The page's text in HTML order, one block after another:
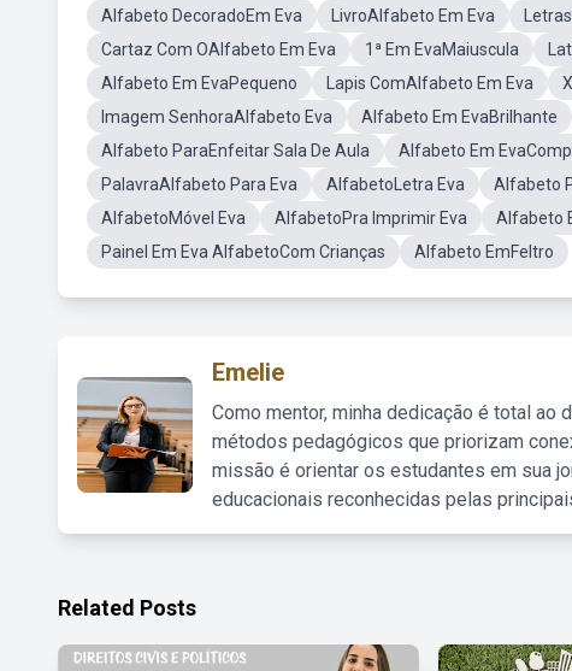
Alfabeto DecoradoEm Eva
LivroAlfabeto Em Eva
Cartaz Com OAlfabeto Em Eva
1ª Em EvaMaiuscula
Alfabeto Em EvaPequeno
Lapis ComAlfabeto Em Eva
Imagem SenhoraAlfabeto Eva
Alfabeto Em EvaBrilhante
Alfabeto ParaEnfeitar Sala De Aula
Alfabeto Em
PalavraAlfabeto Para Eva
AlfabetoLetra Eva Alfabeto
AlfabetoMóvel Eva
AlfabetoPra Imprimir Eva Alfabeto
Painel Em Eva AlfabetoCom Crianças
Alfabeto EmFeltro
Emelie
Como mentor, minha dedicação é total
métodos pedagógicos que priorizam
missão é orientar os estudantes em sua
educacionais reconhecidas pelas
Related Posts